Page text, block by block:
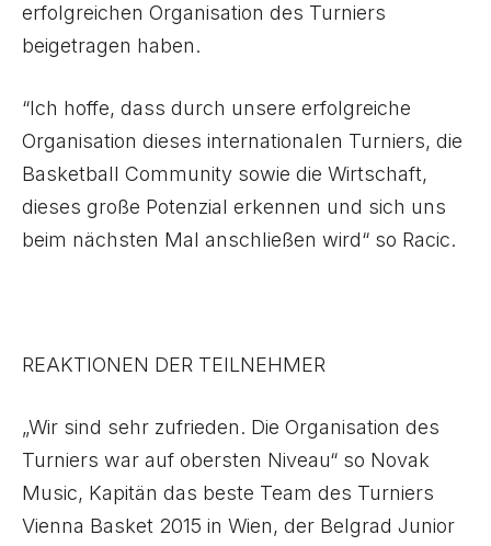
erfolgreichen Organisation des Turniers
beigetragen haben.
“Ich hoffe, dass durch unsere erfolgreiche
Organisation dieses internationalen Turniers, die
Basketball Community sowie die Wirtschaft,
dieses große Potenzial erkennen und sich uns
beim nächsten Mal anschließen wird“ so Racic.
REAKTIONEN DER TEILNEHMER
„Wir sind sehr zufrieden. Die Organisation des
Turniers war auf obersten Niveau“ so Novak
Music, Kapitän das beste Team des Turniers
Vienna Basket 2015 in Wien, der Belgrad Junior